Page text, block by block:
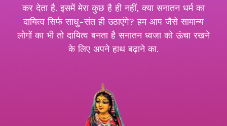
कर देता है. इसमें मेरा कुछ है ही नहीं, क्या सनातन धर्म का
दायित्व सिर्फ साधु-संत ही उठाएंगे? हम आप जैसे सामान्य
लोगों का भी तो दायित्व बनता है सनातन ध्वजा को ऊंचा रखने
के लिए अपने हाथ बढ़ाने का.